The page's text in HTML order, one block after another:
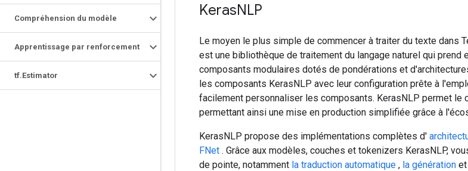
Compréhension du modèle
Apprentissage par renforcement
tf.Estimator
KerasNLP
Le moyen le plus simple de commencer à traiter du texte dans
est une bibliothèque de traitement du langage naturel qui
composants modulaires dotés de pondérations et
les composants KerasNLP avec leur configuration prête à
facilement personnaliser les composants. KerasNLP permet le
permettant ainsi une mise en production simplifiée grâce à
KerasNLP propose des implémentations complètes d'
FNet . Grâce aux modèles, couches et tokenizers KerasNLP,
de pointe, notamment la traduction automatique , la génération et